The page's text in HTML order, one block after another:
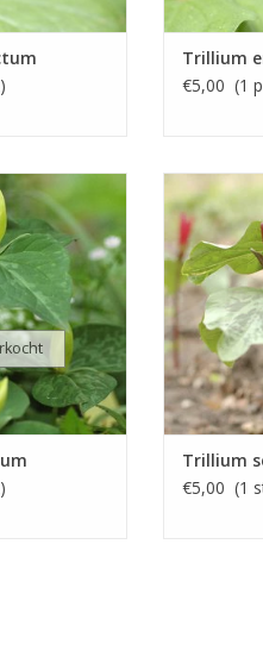
Trillium
€5,00 (1
30 cm
April/mei,
Trillium
€5,00 (1